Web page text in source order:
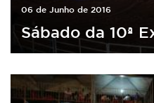
06 de Junho de 2016
Sábado da 10ª